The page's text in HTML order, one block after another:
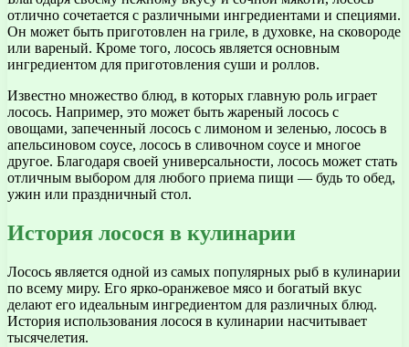
отлично сочетается с различными ингредиентами и специями.
Он может быть приготовлен на гриле, в духовке, на сковороде
или вареный. Кроме того, лосось является основным
ингредиентом для приготовления суши и роллов.
Известно множество блюд, в которых главную роль играет
лосось. Например, это может быть жареный лосось с
овощами, запеченный лосось с лимоном и зеленью, лосось в
апельсиновом соусе, лосось в сливочном соусе и многое
другое. Благодаря своей универсальности, лосось может стать
отличным выбором для любого приема пищи — будь то обед,
ужин или праздничный стол.
История лосося в кулинарии
Лосось является одной из самых популярных рыб в кулинарии
по всему миру. Его ярко-оранжевое мясо и богатый вкус
делают его идеальным ингредиентом для различных блюд.
История использования лосося в кулинарии насчитывает
тысячелетия.